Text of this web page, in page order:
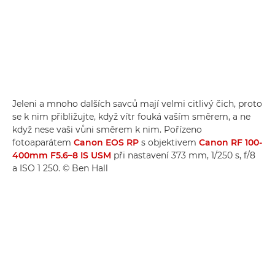
Jeleni a mnoho dalších savců mají velmi citlivý čich, proto
se k nim přibližujte, když vítr fouká vaším směrem, a ne
když nese vaši vůni směrem k nim. Pořízeno
fotoaparátem Canon EOS RP s objektivem Canon RF 100-
400mm F5.6–8 IS USM při nastavení 373 mm, 1/250 s, f/8
a ISO 1 250. © Ben Hall